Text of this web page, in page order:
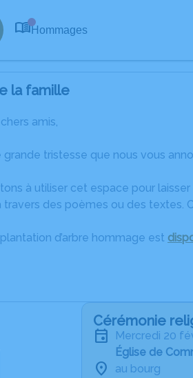
Hommages
la famille
amis,
grande tristesse que nous vous
à utiliser cet espace pour
des poèmes ou des textes.
d’arbre hommage est
Cérémonie
mercredi 20
Église de
au bourg